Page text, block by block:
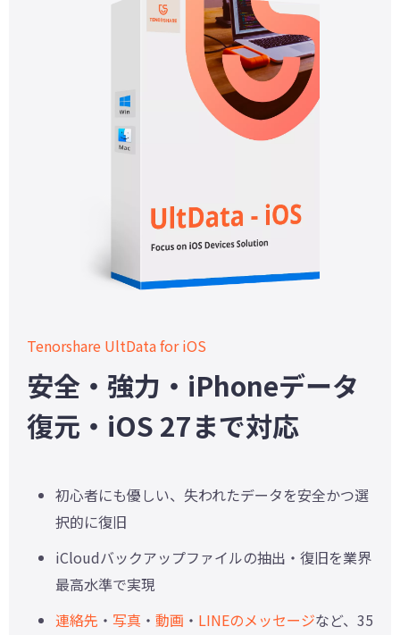
Tenorshare UltData for iOS
安全・強力・iPhoneデータ
復元・iOS 27まで対応
初心者にも優しい、失われたデータを安全かつ選
択的に復旧
iCloudバックアップファイルの抽出・復旧を業界
最高水準で実現
連絡先 ・ 写真 ・ 動画 ・ LINEのメッセージなど、35